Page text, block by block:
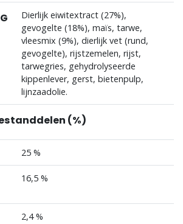
Dierlijk eiwitextract (27%),
gevogelte (18%), maïs, tarwe,
vleesmix (9%), dierlijk vet (rund,
gevogelte), rijstzemelen, rijst,
tarwegries, gehydrolyseerde
kippenlever, gerst, bietenpulp,
lijnzaadolie.
(%)
25 %
16,5 %
2,4 %